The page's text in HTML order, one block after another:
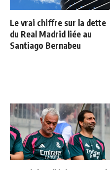
Le vrai chiffre sur la dette
du Real Madrid liée au
Santiago Bernabeu